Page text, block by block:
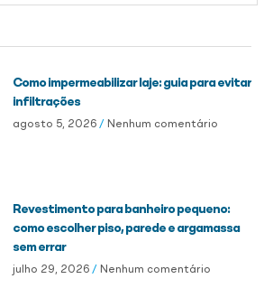
Como impermeabilizar laje: guia para evitar
infiltrações
agosto 5, 2026 Nenhum comentário
Revestimento para banheiro pequeno:
como escolher piso, parede e argamassa
sem errar
julho 29, 2026 Nenhum comentário